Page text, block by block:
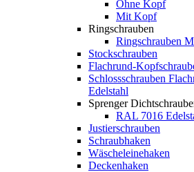
Ohne Kopf
Mit Kopf
Ringschrauben
Ringschrauben
Stockschrauben
Flachrund-
Schlossschrauben
Edelstahl
Sprenger
RAL 7016
Justierschrauben
Schraubhaken
Wäscheleinehaken
Deckenhaken